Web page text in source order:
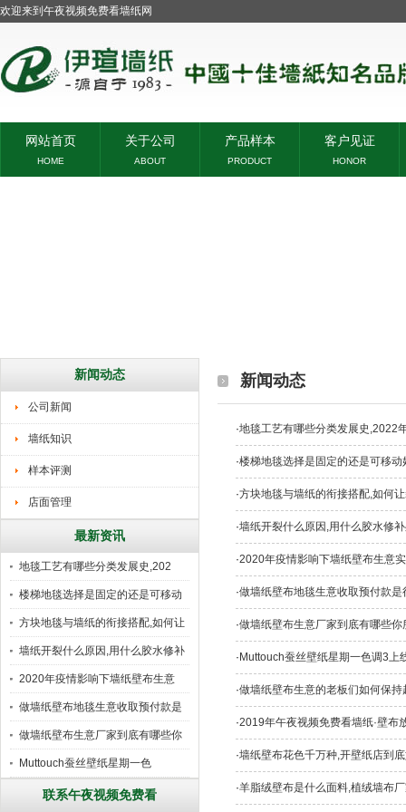
欢迎来到午夜视频免费看墙纸网
网站首页
HOME
关于公司
ABOUT
产品样本
PRODUCT
客户见证
HONOR
新闻动态
公司新闻
墙纸知识
样本评测
店面管理
最新资讯
地毯工艺有哪些分类发展史,202
楼梯地毯选择是固定的还是可移动
好
方块地毯与墙纸的衔接搭配,如何让
墙纸开裂什么原因,用什么胶水修补
2020年疫情影响下墙纸壁布生意
做墙纸壁布地毯生意收取预付款是
行
做墙纸壁布生意厂家到底有哪些你
所
Muttouch蚕丝壁纸星期一色
联系午夜视频免费看
新闻动态
·地毯工艺有哪些分类发展史,2022
·楼梯地毯选择是固定的还是可移
·方块地毯与墙纸的衔接搭配,如何
·墙纸开裂什么原因,用什么胶水修
·2020年疫情影响下墙纸壁布生意
·做墙纸壁布地毯生意收取预付款
·做墙纸壁布生意厂家到底有哪些
· Muttouch蚕丝壁纸星期一色调3上
·做墙纸壁布生意的老板们如何保持超
·2019年午夜视频免费看墙纸·壁布
·墙纸壁布花色千万种,开壁纸店到
·羊脂绒壁布是什么面料,植绒墙布